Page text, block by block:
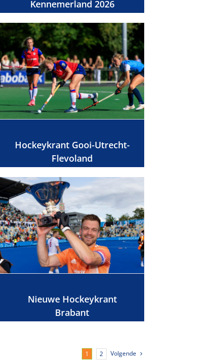
Kennemerland 2026
Hockeykrant Gooi-Utrecht-
Flevoland
Nieuwe Hockeykrant
Brabant
1 2 Volgende